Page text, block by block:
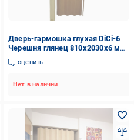
Дверь-гармошка глухая DiCi-6
Черешня глянец 810х2030х6 мм
(117-7)
оценить
Нет в наличии